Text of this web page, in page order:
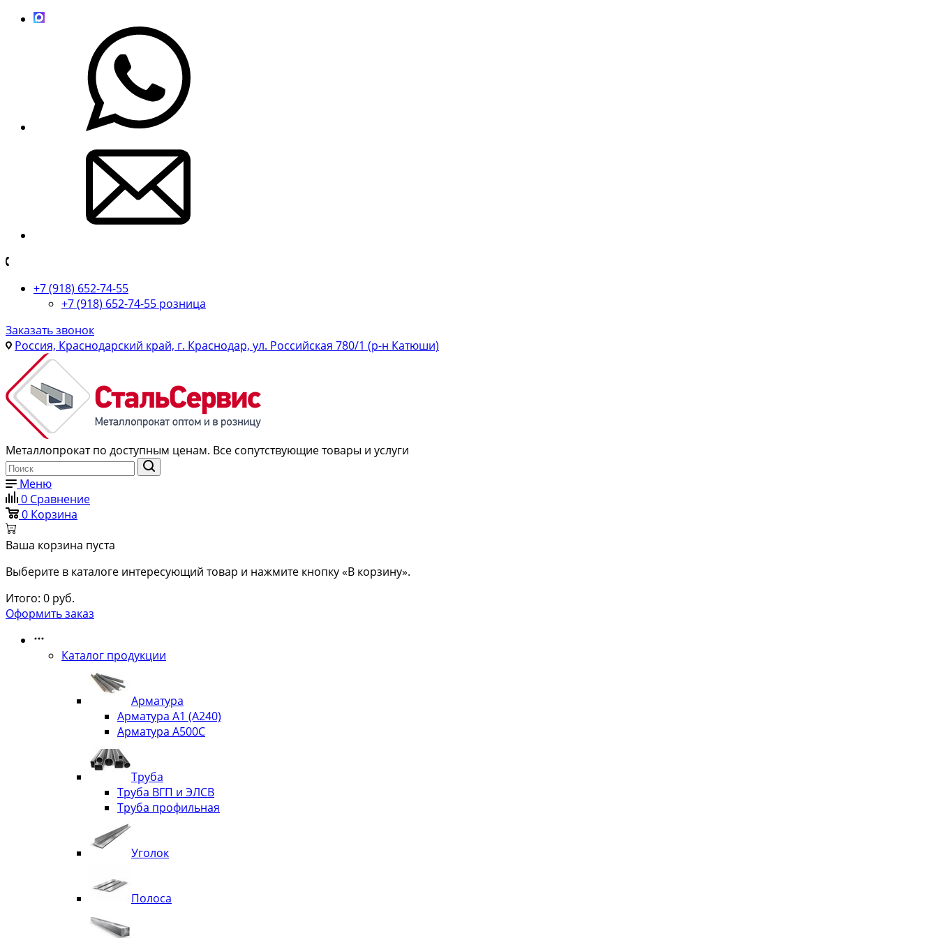
+7 (918) 652-74-55
+7 (918) 652-74-55 розница
Заказать звонок
Россия, Краснодарский край, г. Краснодар, ул. Российская 780/1 (р-н Катюши)
Металлопрокат по доступным ценам. Все сопутствующие товары и услуги
Меню
0 Сравнение
0 Корзина
Ваша корзина пуста
Выберите в каталоге интересующий товар и нажмите кнопку «В корзину».
Итого: 0 руб.
Оформить заказ
Каталог продукции
Арматура
Арматура А1 (А240)
Арматура А500С
Труба
Труба ВГП и ЭЛСВ
Труба профильная
Уголок
Полоса